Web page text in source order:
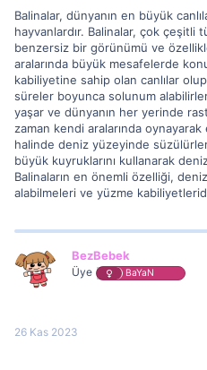
Balinalar, dünyanın en büyük
hayvanlardır. Balinalar, çok
benzersiz bir görünümü ve
aralarında büyük mesafelerde
kabiliyetine sahip olan canlılar
süreler boyunca solunum
yaşar ve dünyanın her yerinde
zaman kendi aralarında
halinde deniz yüzeyinde
büyük kuyruklarını kullanarak
Balinaların en önemli özelliği,
alabilmeleri ve yüzme
BezBebek
Üye BaYaN
26 Kas 2023